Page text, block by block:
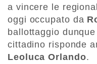
a vincere le
oggi occupato da
ballottaggio
cittadino risponde
Leoluca Orlando.